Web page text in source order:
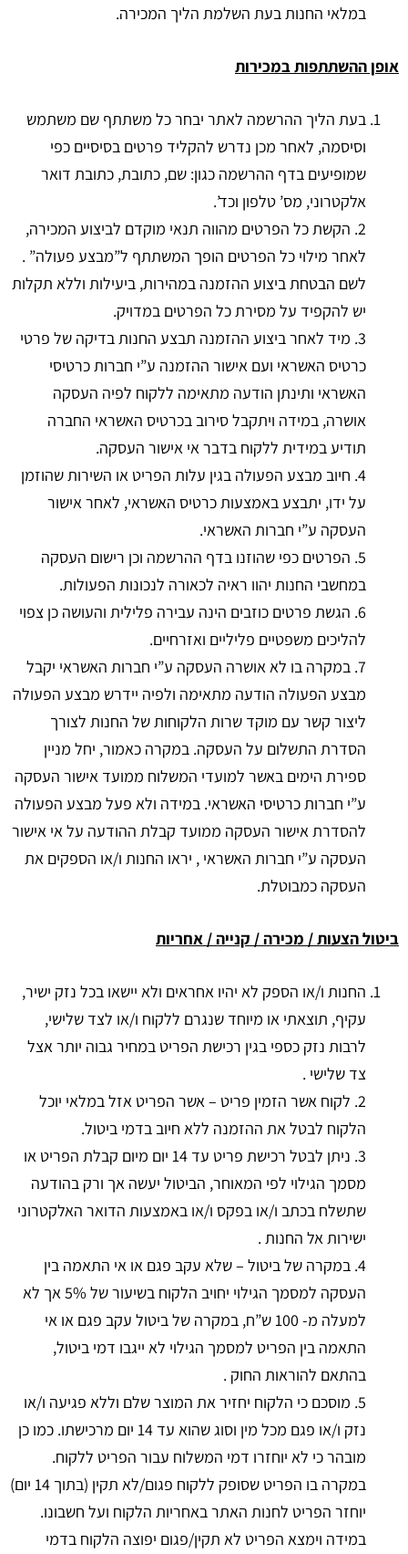
במלאי החנות בעת השלמת הליך המכירה.
אופן ההשתתפות במכירות
בעת הליך ההרשמה לאתר יבחר כל משתתף שם משתמש
וסיסמה, לאחר מכן נדרש להקליד פרטים בסיסיים כפי
שמופיעים בדף ההרשמה כגון: שם, כתובת, כתובת דואר
אלקטרוני, מס’ טלפון וכד’.
2. הקשת כל הפרטים מהווה תנאי מוקדם לביצוע המכירה,
לאחר מילוי כל הפרטים הופך המשתתף ל”מבצע פעולה” .
לשם הבטחת ביצוע ההזמנה במהירות, ביעילות וללא תקלות
יש להקפיד על מסירת כל הפרטים במדויק.
3. מיד לאחר ביצוע ההזמנה תבצע החנות בדיקה של פרטי
כרטיס האשראי ועם אישור ההזמנה ע”י חברות כרטיסי
האשראי ותינתן הודעה מתאימה ללקוח לפיה העסקה
אושרה, במידה ויתקבל סירוב בכרטיס האשראי החברה
תודיע במידית ללקוח בדבר אי אישור העסקה.
4. חיוב מבצע הפעולה בגין עלות הפריט או השירות שהוזמן
על ידו, יתבצע באמצעות כרטיס האשראי, לאחר אישור
העסקה ע”י חברות האשראי.
5. הפרטים כפי שהוזנו בדף ההרשמה וכן רישום העסקה
במחשבי החנות יהוו ראיה לכאורה לנכונות הפעולות.
6. הגשת פרטים כוזבים הינה עבירה פלילית והעושה כן צפוי
להליכים משפטיים פליליים ואזרחיים.
7. במקרה בו לא אושרה העסקה ע”י חברות האשראי יקבל
מבצע הפעולה הודעה מתאימה ולפיה יידרש מבצע הפעולה
ליצור קשר עם מוקד שרות הלקוחות של החנות לצורך
הסדרת התשלום על העסקה. במקרה כאמור, יחל מניין
ספירת הימים באשר למועדי המשלוח ממועד אישור העסקה
ע”י חברות כרטיסי האשראי. במידה ולא פעל מבצע הפעולה
להסדרת אישור העסקה ממועד קבלת ההודעה על אי אישור
העסקה ע”י חברות האשראי , יראו החנות ו/או הספקים את
העסקה כמבוטלת.
ביטול הצעות / מכירה / קנייה / אחריות
החנות ו/או הספק לא יהיו אחראים ולא יישאו בכל נזק ישיר,
עקיף, תוצאתי או מיוחד שנגרם ללקוח ו/או לצד שלישי,
לרבות נזק כספי בגין רכישת הפריט במחיר גבוה יותר אצל
צד שלישי .
2. לקוח אשר הזמין פריט – אשר הפריט אזל במלאי יוכל
הלקוח לבטל את ההזמנה ללא חיוב בדמי ביטול.
3. ניתן לבטל רכישת פריט עד 14 יום מיום קבלת הפריט או
מסמך הגילוי לפי המאוחר, הביטול יעשה אך ורק בהודעה
שתשלח בכתב ו/או בפקס ו/או באמצעות הדואר האלקטרוני
ישירות אל החנות .
4. במקרה של ביטול – שלא עקב פגם או אי התאמה בין
העסקה למסמך הגילוי יחויב הלקוח בשיעור של 5% אך לא
למעלה מ- 100 ש”ח, במקרה של ביטול עקב פגם או אי
התאמה בין הפריט למסמך הגילוי לא ייגבו דמי ביטול,
בהתאם להוראות החוק .
5. מוסכם כי הלקוח יחזיר את המוצר שלם וללא פגיעה ו/או
נזק ו/או פגם מכל מין וסוג שהוא עד 14 יום מרכישתו. כמו כן
מובהר כי לא יוחזרו דמי המשלוח עבור הפריט ללקוח.
במקרה בו הפריט שסופק ללקוח פגום/לא תקין (בתוך 14 יום)
יוחזר הפריט לחנות האתר באחריות הלקוח ועל חשבונו.
במידה וימצא הפריט לא תקין/פגום יפוצה הלקוח בדמי